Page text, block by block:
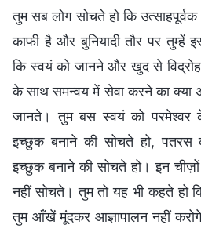
तुम सब लोग सोचते हो कि
काफी है और बुनियादी तौर पर तुम्हें
कि स्वयं को जानने और खुद से
के साथ समन्वय में सेवा करने का क्या
जानते। तुम बस स्वयं को परमेश्वर
इच्छुक बनाने की सोचते हो,
इच्छुक बनाने की सोचते हो। इन
नहीं सोचते। तुम तो यह भी कहते हो
तुम आँखें मूंदकर आज्ञापालन नहीं